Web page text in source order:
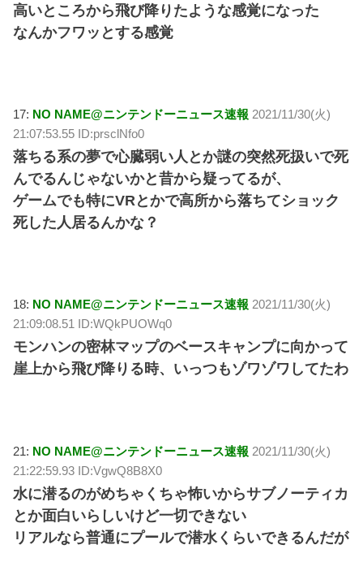
高いところから飛び降りたような感覚になった
なんかフワッとする感覚
17: NO NAME@ニンテンドーニュース速報 2021/11/30(火)
21:07:53.55 ID:prsclNfo0
落ちる系の夢で心臓弱い人とか謎の突然死扱いで死
んでるんじゃないかと昔から疑ってるが、
ゲームでも特にVRとかで高所から落ちてショック
死した人居るんかな？
18: NO NAME@ニンテンドーニュース速報 2021/11/30(火)
21:09:08.51 ID:WQkPUOWq0
モンハンの密林マップのベースキャンプに向かって
崖上から飛び降りる時、いっつもゾワゾワしてたわ
21: NO NAME@ニンテンドーニュース速報 2021/11/30(火)
21:22:59.93 ID:VgwQ8B8X0
水に潜るのがめちゃくちゃ怖いからサブノーティカ
とか面白いらしいけど一切できない
リアルなら普通にプールで潜水くらいできるんだが